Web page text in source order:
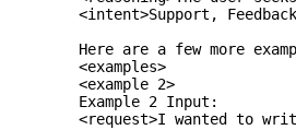
<intent>Support,
Here are a few more
        <examples>
        <example 2>
        Example 2 Input:
<request>I wanted to